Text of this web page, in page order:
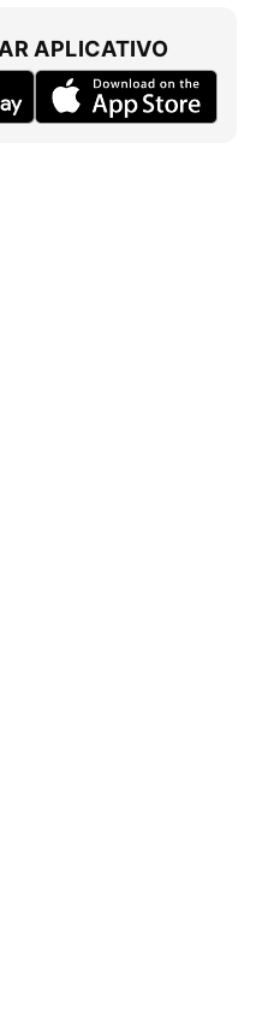
APLICATIVO